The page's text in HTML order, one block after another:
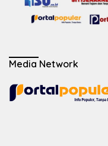
Media Network